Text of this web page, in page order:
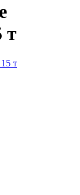
т